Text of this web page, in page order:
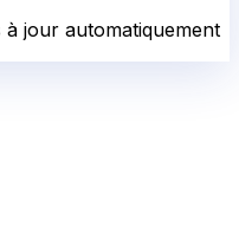
à jour automatiquement